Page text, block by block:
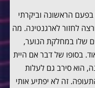
הראשונה וביקרתי
לחזור לארגנטינה. מה
שלו במחלקת הנוער,
בסופו של דבר אם היית
הוא סירב גם לעלות
זה לא יפתיע אותי